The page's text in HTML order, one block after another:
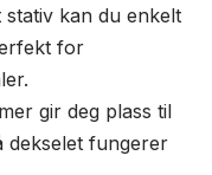
stativ kan du enkelt
for
gir deg plass til
dekselet fungerer